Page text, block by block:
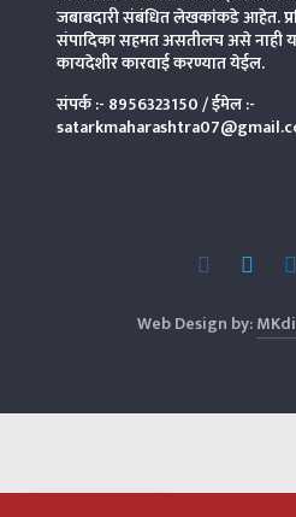
जबाबदारी संबंधित लेखकांकडे आहेत.
संपादिकासहमत असतीलच असे नाही
कायदेशीर कारवाई करण्यात येईल.
संपर्क :- 8956323150/ ईमेल :-
Web Design by: